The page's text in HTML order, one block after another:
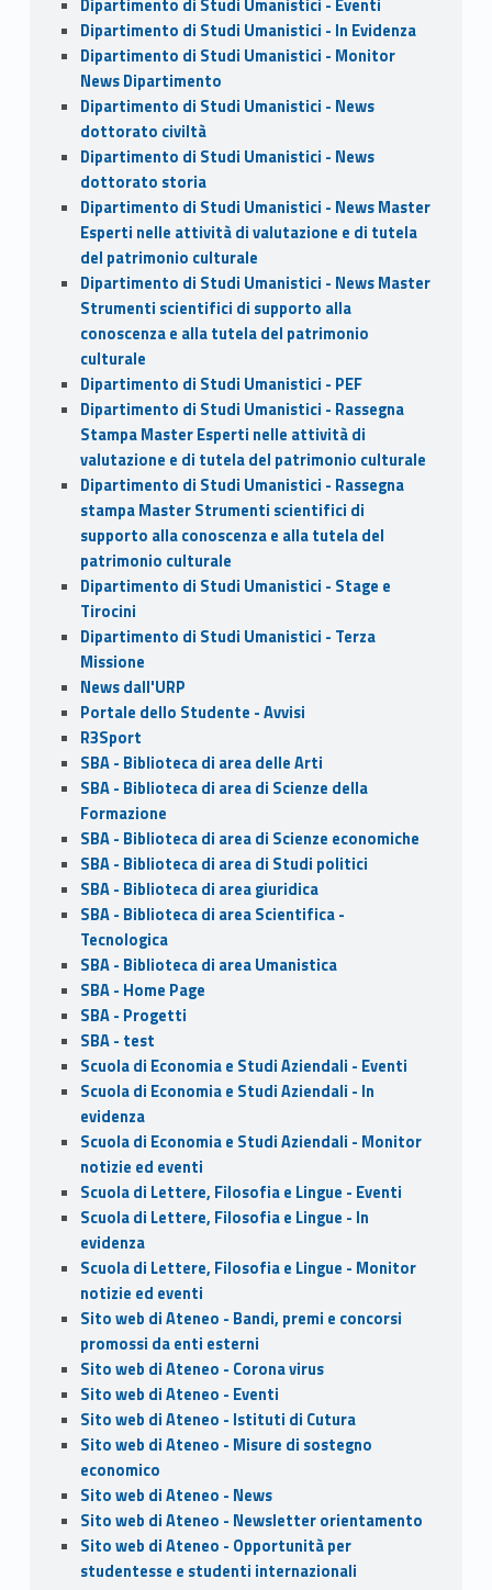
Dipartimento di Studi Umanistici - Eventi
Dipartimento di Studi Umanistici - In Evidenza
Dipartimento di Studi Umanistici - Monitor
News Dipartimento
Dipartimento di Studi Umanistici - News
dottorato civiltà
Dipartimento di Studi Umanistici - News
dottorato storia
Dipartimento di Studi Umanistici - News Master
Esperti nelle attività di valutazione e di tutela
del patrimonio culturale
Dipartimento di Studi Umanistici - News Master
Strumenti scientifici di supporto alla
conoscenza e alla tutela del patrimonio
culturale
Dipartimento di Studi Umanistici - PEF
Dipartimento di Studi Umanistici - Rassegna
Stampa Master Esperti nelle attività di
valutazione e di tutela del patrimonio culturale
Dipartimento di Studi Umanistici - Rassegna
stampa Master Strumenti scientifici di
supporto alla conoscenza e alla tutela del
patrimonio culturale
Dipartimento di Studi Umanistici - Stage e
Tirocini
Dipartimento di Studi Umanistici - Terza
Missione
News dall'URP
Portale dello Studente - Avvisi
R3Sport
SBA - Biblioteca di area delle Arti
SBA - Biblioteca di area di Scienze della
Formazione
SBA - Biblioteca di area di Scienze economiche
SBA - Biblioteca di area di Studi politici
SBA - Biblioteca di area giuridica
SBA - Biblioteca di area Scientifica -
Tecnologica
SBA - Biblioteca di area Umanistica
SBA - Home Page
SBA - Progetti
SBA - test
Scuola di Economia e Studi Aziendali - Eventi
Scuola di Economia e Studi Aziendali - In
evidenza
Scuola di Economia e Studi Aziendali - Monitor
notizie ed eventi
Scuola di Lettere, Filosofia e Lingue - Eventi
Scuola di Lettere, Filosofia e Lingue - In
evidenza
Scuola di Lettere, Filosofia e Lingue - Monitor
notizie ed eventi
Sito web di Ateneo - Bandi, premi e concorsi
promossi da enti esterni
Sito web di Ateneo - Corona virus
Sito web di Ateneo - Eventi
Sito web di Ateneo - Istituti di Cutura
Sito web di Ateneo - Misure di sostegno
economico
Sito web di Ateneo - News
Sito web di Ateneo - Newsletter orientamento
Sito web di Ateneo - Opportunità per
studentesse e studenti internazionali